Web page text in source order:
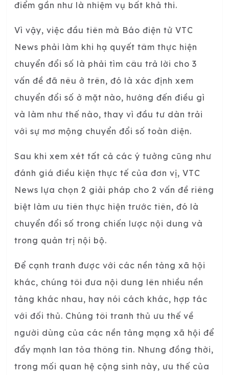
điểm gần như là nhiệm vụ bất khả thi.
Vì vậy, việc đầu tiên mà Báo điện tử VTC
News phải làm khi hạ quyết tâm thực hiện
chuyển đổi số là phải tìm câu trả lời cho 3
vấn đề đã nêu ở trên, đó là xác định xem
chuyển đổi số ở mặt nào, hướng đến điều gì
và làm như thế nào, thay vì đầu tư dàn trải
với sự mơ mộng chuyển đổi số toàn diện.
Sau khi xem xét tất cả các ý tưởng cũng như
đánh giá điều kiện thực tế của đơn vị, VTC
News lựa chọn 2 giải pháp cho 2 vấn đề riêng
biệt làm ưu tiên thực hiện trước tiên, đó là
chuyển đổi số trong chiến lược nội dung và
trong quản trị nội bộ.
Để cạnh tranh được với các nền tảng xã hội
khác, chúng tôi đưa nội dung lên nhiều nền
tảng khác nhau, hay nói cách khác, hợp tác
với đối thủ. Chúng tôi tranh thủ ưu thế về
người dùng của các nền tảng mạng xã hội để
đẩy mạnh lan tỏa thông tin. Nhưng đồng thời,
trong mối quan hệ cộng sinh này, ưu thế của